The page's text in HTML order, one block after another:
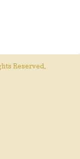
Reserved.